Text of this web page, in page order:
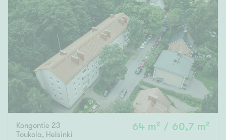
Muut
Hinta
000 €
Pinta-ala
Asuinpinta-ala Kokonaispinta-ala
Kongontie 23
Toukola, Helsinki
64 m² / 60,7 m²